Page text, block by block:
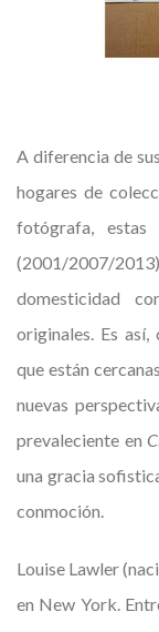
A diferencia de
hogares de
fotógrafa,
(2001/2007/
domesticidad
originales. Es
que están
nuevas
prevaleciente en
una gracia
conmoción.
Louise Lawler
en New York.